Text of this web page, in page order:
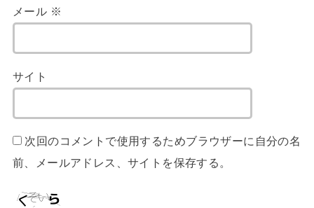
メール ※
サイト
次回のコメントで使用するためブラウザーに自分の名
前、メールアドレス、サイトを保存する。